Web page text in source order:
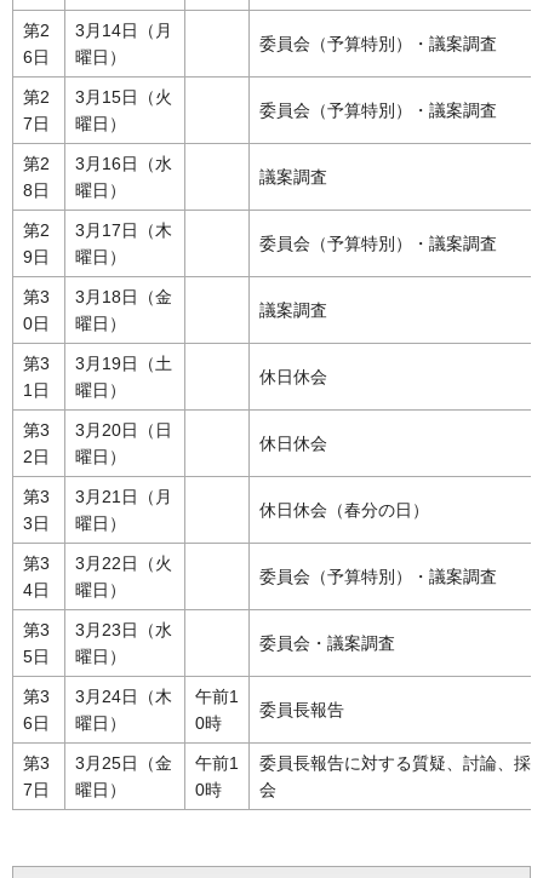
第2
6日
3月14日（月
曜日）
委員会（予算特別）・議案調査
第2
7日
3月15日（火
曜日）
委員会（予算特別）・議案調査
第2
8日
3月16日（水
曜日）
議案調査
第2
9日
3月17日（木
曜日）
委員会（予算特別）・議案調査
第3
0日
3月18日（金
曜日）
議案調査
第3
1日
3月19日（土
曜日）
休日休会
第3
2日
3月20日（日
曜日）
休日休会
第3
3日
3月21日（月
曜日）
休日休会（春分の日）
第3
4日
3月22日（火
曜日）
委員会（予算特別）・議案調査
第3
5日
3月23日（水
曜日）
委員会・議案調査
第3
6日
3月24日（木
曜日）
午前1
0時
委員長報告
第3
7日
3月25日（金
曜日）
午前1
0時
委員長報告に対する質疑、討論、採
会